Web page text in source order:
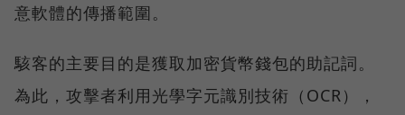
意軟體的傳播範圍。
駭客的主要目的是獲取加密貨幣錢包的助記詞。
為此，攻擊者利用光學字元識別技術（OCR），